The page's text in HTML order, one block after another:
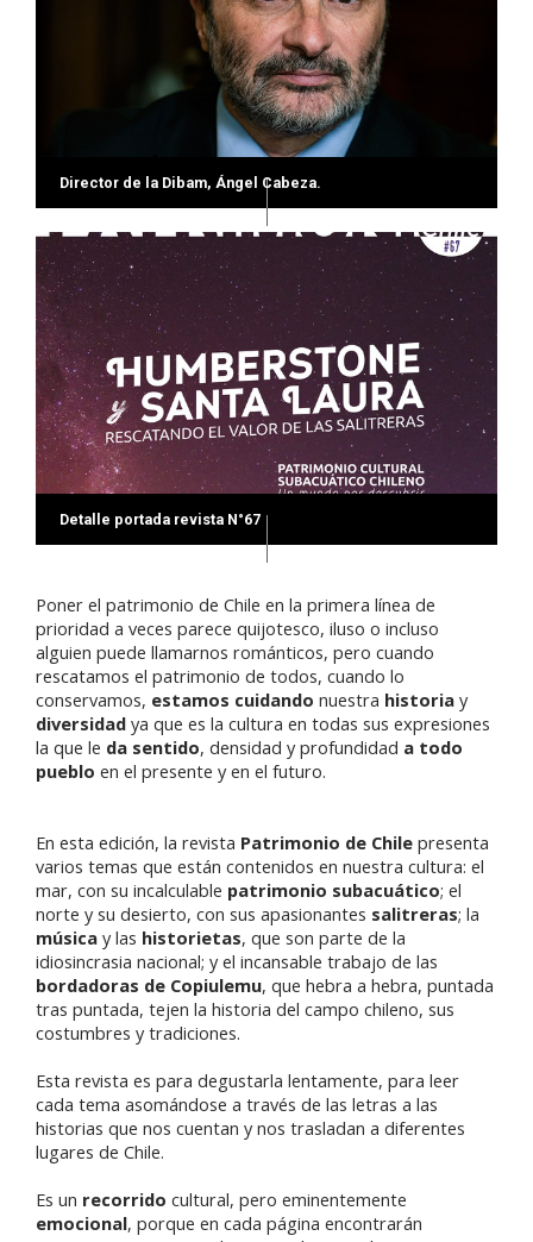
Director de la Dibam, Ángel Cabeza.
Detalle portada revista N°67
Poner el patrimonio de Chile en la primera línea de
prioridad a veces parece quijotesco, iluso o incluso
alguien puede llamarnos románticos, pero cuando
rescatamos el patrimonio de todos, cuando lo
conservamos, estamos cuidando nuestra historia y
diversidad ya que es la cultura en todas sus expresiones
la que le da sentido, densidad y profundidad a todo
pueblo en el presente y en el futuro.
En esta edición, la revista Patrimonio de Chile presenta
varios temas que están contenidos en nuestra cultura: el
mar, con su incalculable patrimonio subacuático; el
norte y su desierto, con sus apasionantes salitreras; la
música y las historietas, que son parte de la
idiosincrasia nacional; y el incansable trabajo de las
bordadoras de Copiulemu, que hebra a hebra, puntada
tras puntada, tejen la historia del campo chileno, sus
costumbres y tradiciones.
Esta revista es para degustarla lentamente, para leer
cada tema asomándose a través de las letras a las
historias que nos cuentan y nos trasladan a diferentes
lugares de Chile.
Es un recorrido cultural, pero eminentemente
emocional, porque en cada página encontrarán